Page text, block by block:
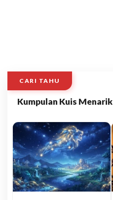
CARI TAHU
Kumpulan Kuis Menarik